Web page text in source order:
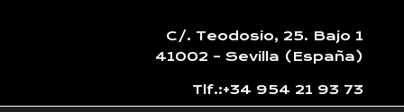
C/. Teodosio, 25. Bajo 1
41002 – Sevilla (España)
Tlf.:+34 954 21 93 73